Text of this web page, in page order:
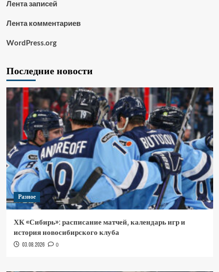
Лента записей
Лента комментариев
WordPress.org
Последние новости
Разное
ХК «Сибирь»: расписание матчей, календарь игр и
история новосибирского клуба
03.08.2026 0